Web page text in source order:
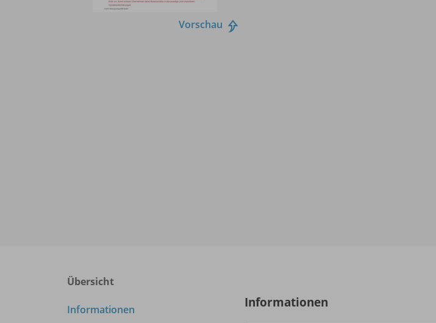
Vorschau
Übersicht
Informationen Informationen